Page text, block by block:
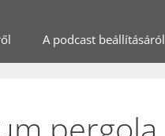
A podcast beállításáról